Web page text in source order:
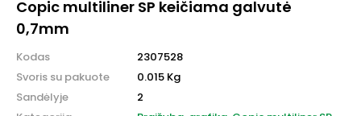
Copic multiliner SP keičiama galvutė
0,7mm
Kodas
Svoris su pakuote
Sandėlyje
2307528
0.015 Kg
2